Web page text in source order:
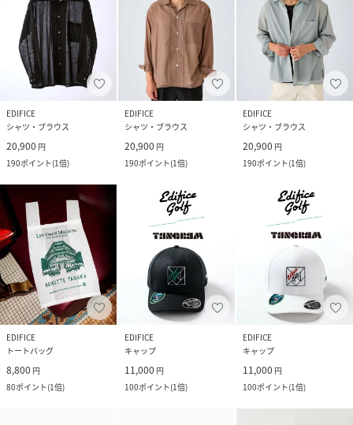
EDIFICE
シャツ・ブラウス
20,900 円
190ポイント(1倍)
EDIFICE
シャツ・ブラウス
20,900 円
190ポイント(1倍)
EDIFICE
シャツ・ブラウス
20,900 円
190ポイント(1倍)
EDIFICE
トートバッグ
8,800 円
80ポイント(1倍)
EDIFICE
キャップ
11,000 円
100ポイント(1倍)
EDIFICE
キャップ
11,000 円
100ポイント(1倍)